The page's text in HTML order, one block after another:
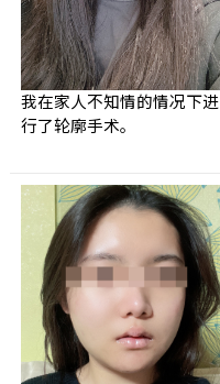
我在家人不知情的情况下进
行了轮廓手术。